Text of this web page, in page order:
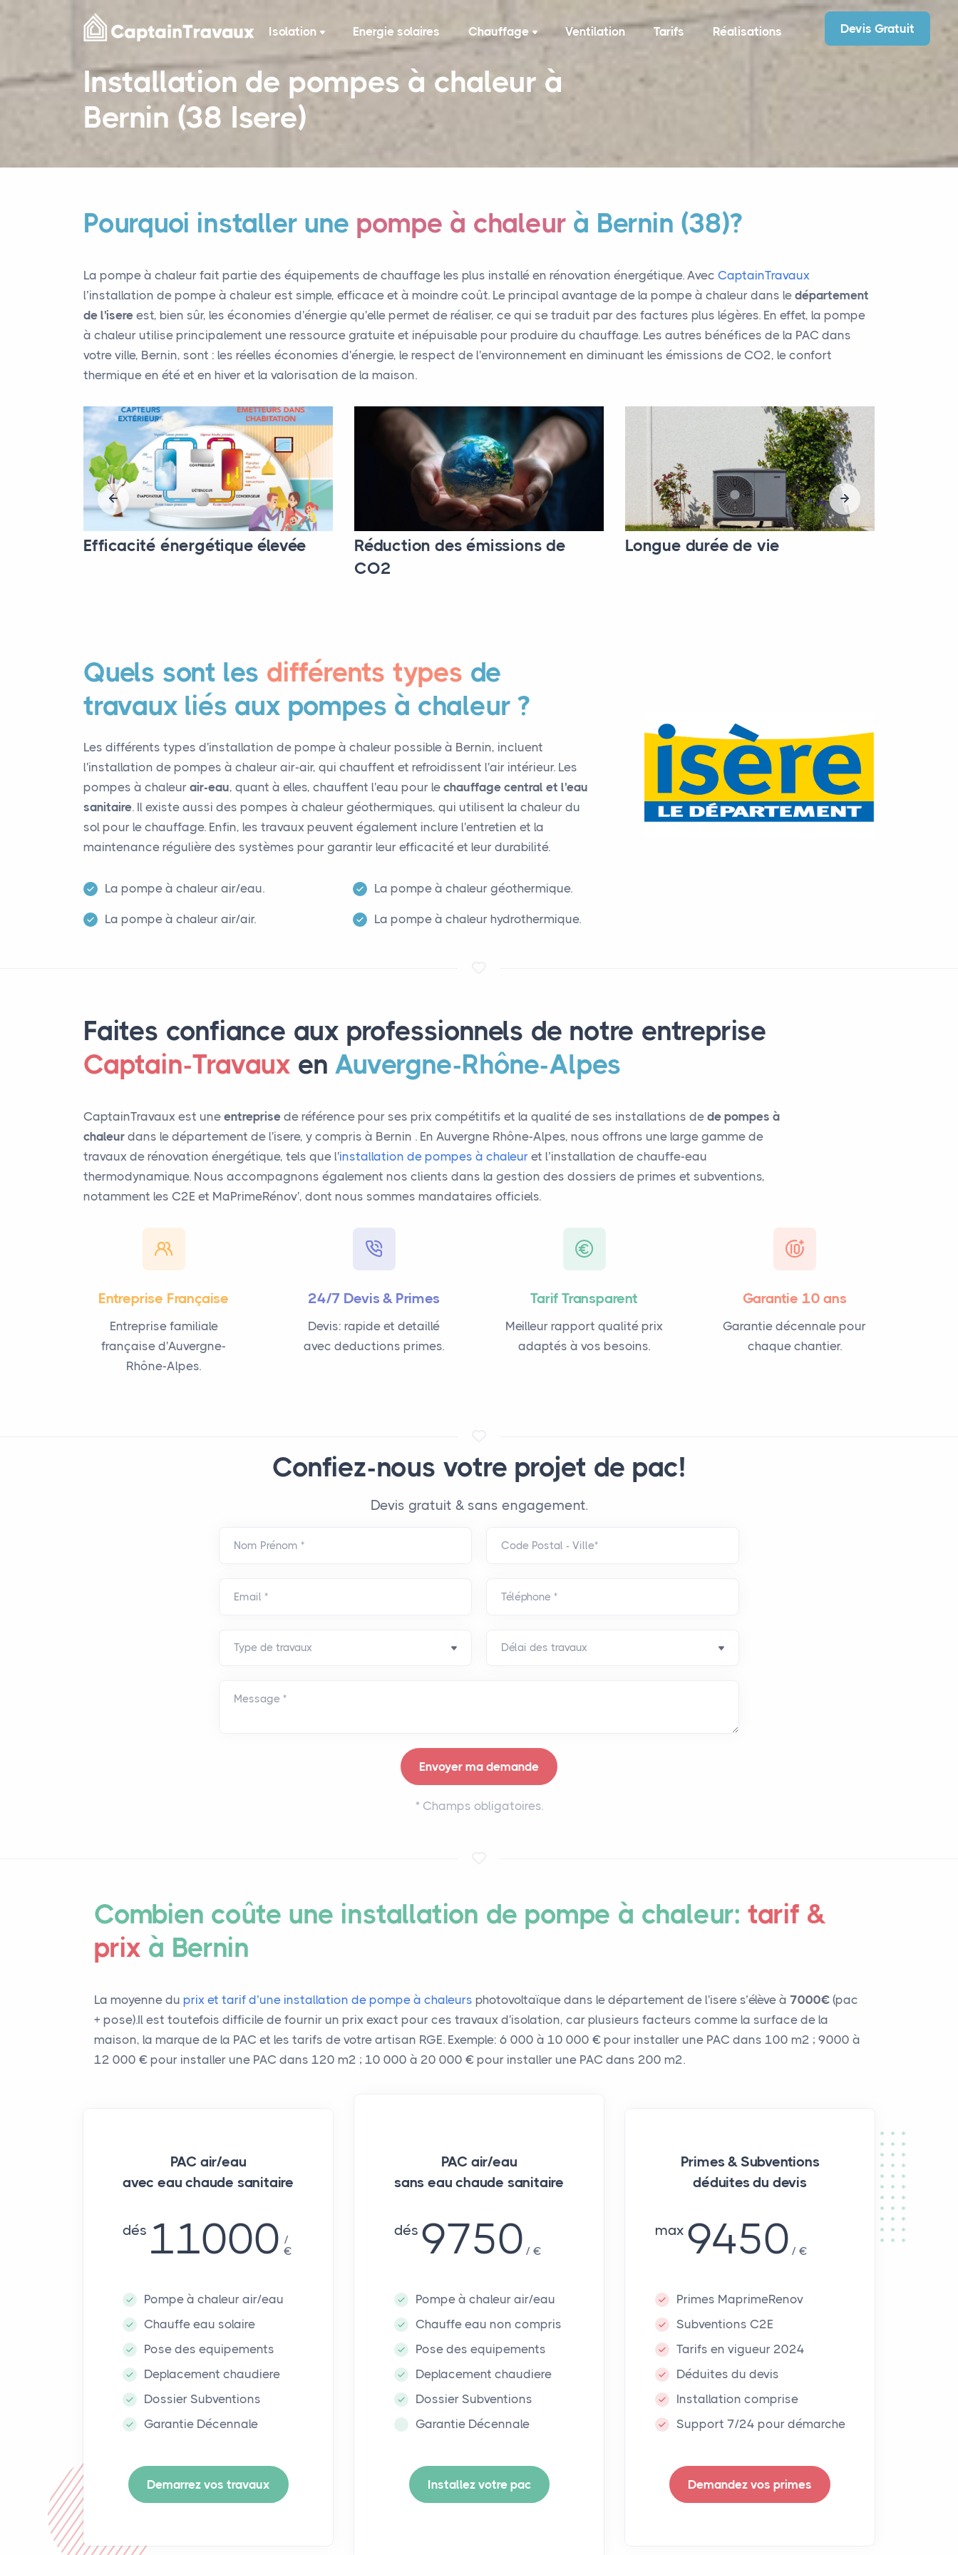
Isolation Energie solaires Chauffage Ventilation Tarifs Réalisations Devis Gratuit
Installation de pompes à chaleur à
Bernin (38 Isere)
Pourquoi installer une pompe à chaleur à Bernin (38)?
La pompe à chaleur fait partie des équipements de chauffage les plus installé en rénovation énergétique. Avec CaptainTravaux
l’installation de pompe à chaleur est simple, efficace et à moindre coût. Le principal avantage de la pompe à chaleur dans le département
de l'isere est, bien sûr, les économies d'énergie qu'elle permet de réaliser, ce qui se traduit par des factures plus légères. En effet, la pompe
à chaleur utilise principalement une ressource gratuite et inépuisable pour produire du chauffage. Les autres bénéfices de la PAC dans
votre ville, Bernin, sont : les réelles économies d'énergie, le respect de l'environnement en diminuant les émissions de CO2, le confort
thermique en été et en hiver et la valorisation de la maison.
Efficacité énergétique élevée
Réduction des émissions de
CO2
Longue durée de vie
Quels sont les différents types de
travaux liés aux pompes à chaleur ?
Les différents types d'installation de pompe à chaleur possible à Bernin, incluent
l'installation de pompes à chaleur air-air, qui chauffent et refroidissent l'air intérieur. Les
pompes à chaleur air-eau, quant à elles, chauffent l'eau pour le chauffage central et l'eau
sanitaire. Il existe aussi des pompes à chaleur géothermiques, qui utilisent la chaleur du
sol pour le chauffage. Enfin, les travaux peuvent également inclure l'entretien et la
maintenance régulière des systèmes pour garantir leur efficacité et leur durabilité.
La pompe à chaleur air/eau.
La pompe à chaleur air/air.
La pompe à chaleur géothermique.
La pompe à chaleur hydrothermique.
Faites confiance aux professionnels de notre entreprise
Captain-Travaux enAuvergne-Rhône-Alpes
CaptainTravaux est une entreprise de référence pour ses prix compétitifs et la qualité de ses installations de de pompes à
chaleur dans le département de l'isere, y compris à Bernin . En Auvergne Rhône-Alpes, nous offrons une large gamme de
travaux de rénovation énergétique, tels que l'installation de pompes à chaleur et l’installation de chauffe-eau
thermodynamique. Nous accompagnons également nos clients dans la gestion des dossiers de primes et subventions,
notamment les C2E et MaPrimeRénov', dont nous sommes mandataires officiels.
Entreprise Française
Entreprise familiale
française d'Auvergne-
Rhône-Alpes.
24/7 Devis & Primes
Devis: rapide et detaillé
avec deductions primes.
Tarif Transparent
Meilleur rapport qualité prix
adaptés à vos besoins.
Garantie 10 ans
Garantie décennale pour
chaque chantier.
Confiez-nous votre projet de pac!
Devis gratuit & sans engagement.
Nom Prénom * Code Postal - Ville*
Email * Téléphone *
Message *
*Champs obligatoires.
Combien coûte une installation de pompe à chaleur: tarif &
prix à Bernin
La moyenne du prix et tarif d’une installation de pompe à chaleurs photovoltaïque dans le département de l'isere s’élève à 7000€ (pac
+ pose).Il est toutefois difficile de fournir un prix exact pour ces travaux d'isolation, car plusieurs facteurs comme la surface de la
maison, la marque de la PAC et les tarifs de votre artisan RGE. Exemple: 6 000 à 10 000 € pour installer une PAC dans 100 m² ; 9000 à
12 000 € pour installer une PAC dans 120 m² ; 10 000 à 20 000 € pour installer une PAC dans 200 m².
PAC air/eau
avec eau chaude sanitaire
dés 11000 €
Pompe à chaleur air/eau
Chauffe eau solaire
Pose des equipements
Deplacement chaudiere
Dossier Subventions
Garantie Décennale
Demarrez vos travaux
PAC air/eau
sans eau chaude sanitaire
dés 9750 €
Pompe à chaleur air/eau
Chauffe eau non compris
Pose des equipements
Deplacement chaudiere
Dossier Subventions
Garantie Décennale
Installez votre pac
Primes & Subventions
déduites du devis
max 9450 €
Primes MaprimeRenov
Subventions C2E
Tarifs en vigueur 2024
Déduites du devis
Installation comprise
Support 7/24 pour démarche
Demandez vos primes